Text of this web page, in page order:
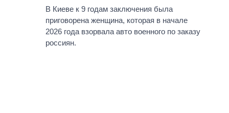
ОБЗОРЫ
ДАЙДЖЕСТЫ
ПРЕЗИДЕНТ И ОФИС
ВЕРХОВНАЯ РАДА
ПОДДЕРЖАТЬ
В Киеве к 9 годам заключения была
приговорена женщина, которая в начале
2026 года взорвала авто военного по заказу
россиян.